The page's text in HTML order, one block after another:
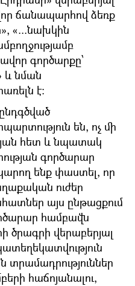
ճանապարհով ձեռք
«...նախկին
գործարքը՝
և նման
է:
են, ոչ մի
հետ և նպատակ
գործարար
ենք փաստել, որ
ուժեր
այս ընթացքում
համբավն
ծրագրի վերաբերյալ
հաճոյանալու,